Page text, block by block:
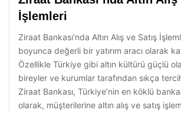
İşlemleri
Ziraat Bankası’nda Altın Alış ve Satış
boyunca değerli bir yatırım aracı olarak
Özellikle Türkiye gibi altın kültürü güçlü
bireyler ve kurumlar tarafından sıkça
Ziraat Bankası, Türkiye’nin en köklü
olarak, müşterilerine altın alış ve satış